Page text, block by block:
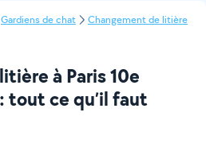
Gardiens de chat
Changement de litière
à Paris 10e
tout ce qu’il faut